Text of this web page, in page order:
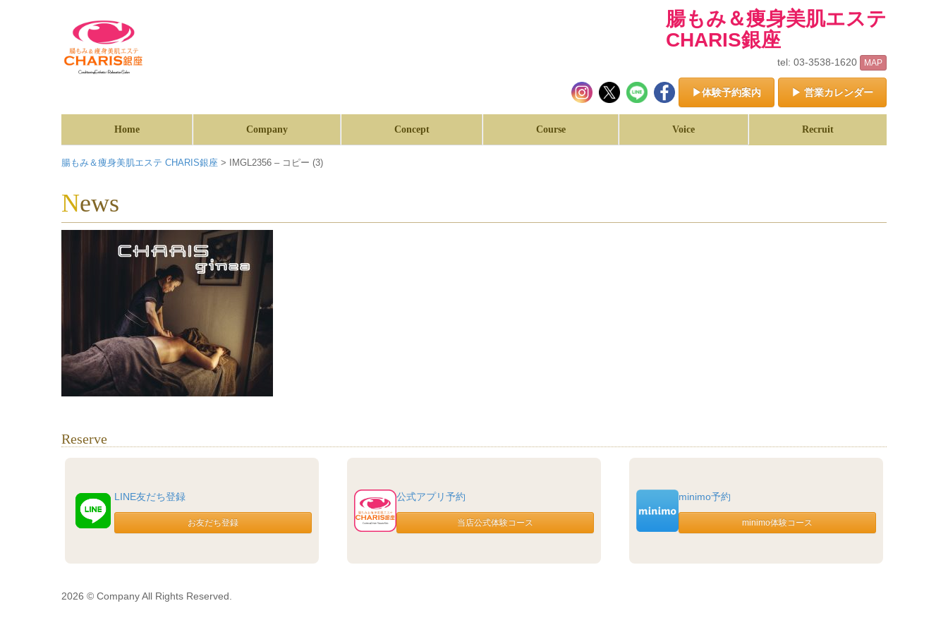
腸もみ＆痩身美肌エステ
CHARIS銀座
tel: 03-3538-1620 MAP
▶体験予約案内 ▶ 営業カレンダー
Home Company Concept Course Voice Recruit
腸もみ＆痩身美肌エステ CHARIS銀座 > IMGL2356 – コピー (3)
News
Reserve
LINE友だち登録 公式アプリ予約 minimo予約
2026 © Company All Rights Reserved.